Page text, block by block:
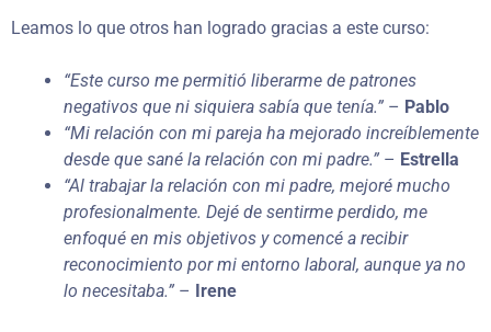
Leamos lo que otros han logrado gracias a este curso:
“Este curso me permitió liberarme de patrones
negativos que ni siquiera sabía que tenía.” – Pablo
“Mi relación con mi pareja ha mejorado increíblemente
desde que sané la relación con mi padre.” – Estrella
“Al trabajar la relación con mi padre, mejoré mucho
profesionalmente. Dejé de sentirme perdido, me
enfoqué en mis objetivos y comencé a recibir
reconocimiento por mi entorno laboral, aunque ya no
lo necesitaba.” – Irene